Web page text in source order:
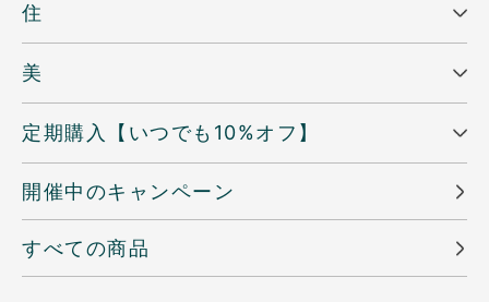
住
美
定期購入【いつでも10%オフ】
開催中のキャンペーン
すべての商品